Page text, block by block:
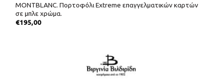
MONTBLANC. Πορτοφόλι Extreme επαγγελματικών καρτών
σε μπλε χρώμα.
€195,00